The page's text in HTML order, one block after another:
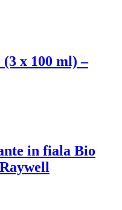
x 100 ml) –
in fiala Bio